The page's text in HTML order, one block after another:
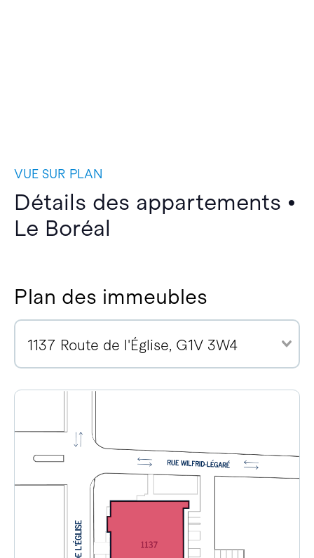
VUE SUR PLAN
Détails des appartements •
Le Boréal
Plan des immeubles
1137 Route de l'Église, G1V 3W4